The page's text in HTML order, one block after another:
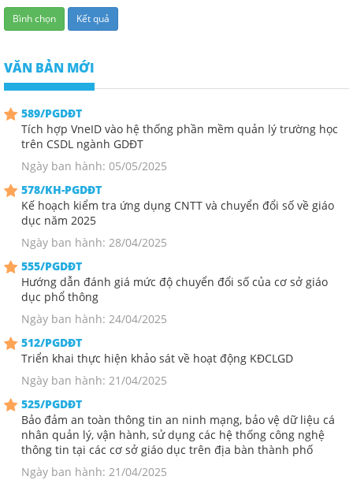
VĂN BẢN MỚI
589/PGDĐT
Tích hợp VneID vào hệ thống phần mềm quản lý trường học
trên CSDL ngành GDĐT
Ngày ban hành: 05/05/2025
578/KH-PGDĐT
Kế hoạch kiểm tra ứng dụng CNTT và chuyển đổi số về giáo
dục năm 2025
Ngày ban hành: 28/04/2025
555/PGDĐT
Hướng dẫn đánh giá mức độ chuyển đổi số của cơ sở giáo
dục phổ thông
Ngày ban hành: 24/04/2025
512/PGDĐT
Triển khai thực hiện khảo sát về hoạt động KĐCLGD
Ngày ban hành: 21/04/2025
525/PGDĐT
Bảo đảm an toàn thông tin an ninh mạng, bảo vệ dữ liệu cá
nhân quản lý, vận hành, sử dụng các hệ thống công nghệ
thông tin tại các cơ sở giáo dục trên địa bàn thành phố
Ngày ban hành: 21/04/2025